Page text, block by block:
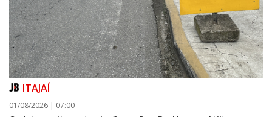
ITAJAÍ
01/08/2026 | 07:00